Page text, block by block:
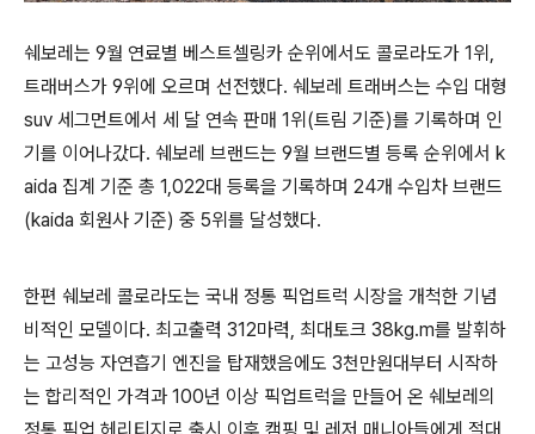
쉐보레는 9월 연료별 베스트셀링카 순위에서도 콜로라도가 1위,
트래버스가 9위에 오르며 선전했다. 쉐보레 트래버스는 수입 대형
suv 세그먼트에서 세 달 연속 판매 1위(트림 기준)를 기록하며 인
기를 이어나갔다. 쉐보레 브랜드는 9월 브랜드별 등록 순위에서 k
aida 집계 기준 총 1,022대 등록을 기록하며 24개 수입차 브랜드
(kaida 회원사 기준) 중 5위를 달성했다.
한편 쉐보레 콜로라도는 국내 정통 픽업트럭 시장을 개척한 기념
비적인 모델이다. 최고출력 312마력, 최대토크 38kg.m를 발휘하
는 고성능 자연흡기 엔진을 탑재했음에도 3천만원대부터 시작하
는 합리적인 가격과 100년 이상 픽업트럭을 만들어 온 쉐보레의